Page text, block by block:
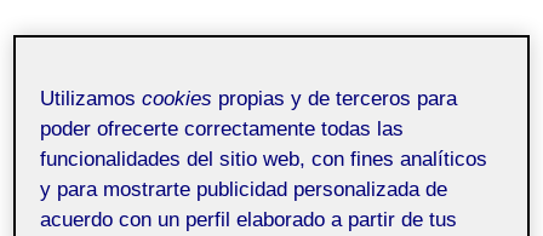
Utilizamoscookies propias y de terceros para
poder ofrecerte correctamente todas las
funcionalidades del sitio web, con fines analíticos
y para mostrarte publicidad personalizada de
acuerdo con un perfil elaborado a partir de tus